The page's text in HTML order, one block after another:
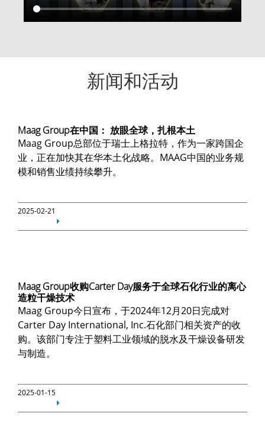
新闻和活动
Maag Group在中国： 放眼全球，扎根本土
Maag Group总部位于瑞士上格拉特，作为一家跨国企
业，正在加快其在华本土化战略。MAAG中国的业务规
模和销售业绩持续攀升。
2025-02-21
Maag Group收购Carter Day服务于全球石化行业的离心
造粒干燥技术
Maag Group今日宣布，于2024年12月20日完成对
Carter Day International, Inc.石化部门相关资产的收
购。该部门专注于塑料工业领域的脱水及干燥设备研发
与制造。
2025-01-15